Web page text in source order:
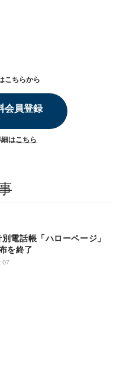
こちらから
会員登録
はこちら
電話帳「ハローページ」
を終了